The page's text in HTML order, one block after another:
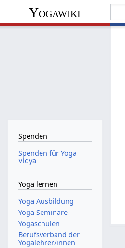
Yogawiki
Spenden
Spenden für Yoga
Vidya
Yoga lernen
Yoga Ausbildung
Yoga Seminare
Yogaschulen
Berufsverband der
Yogalehrer/innen